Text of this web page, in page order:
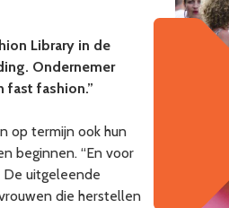
Library in de
Ondernemer
fast fashion.”
op termijn ook hun
beginnen. “En voor
De uitgeleende
die herstellen